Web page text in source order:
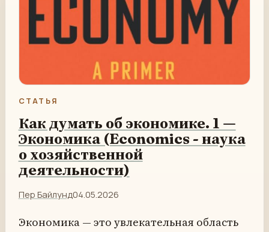
СТАТЬЯ
Как думать об экономике. 1 —
Экономика (Economics - наука
о хозяйственной
деятельности)
Пер Байлунд04.05.2026
Экономика — это увлекательная область